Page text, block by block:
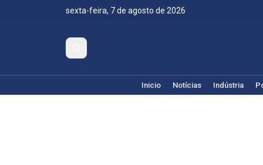
sexta-feira, 7 de agosto de 2026
Inicio Notícias Indústria